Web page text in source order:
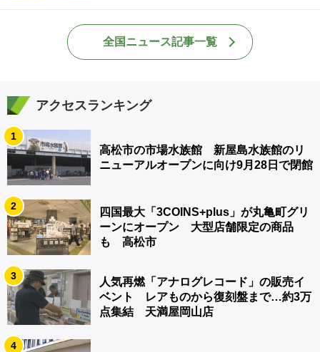
全国ニュース記事一覧
アクセスランキング
1
高松市の市場水族館 新屋島水族館のリ
ニューアルオープンに向け9月28日で閉館
2
四国最大「3COINS+plus」が丸亀町グリ
ーンにオープン 大型店舗限定の商品
も 高松市
3
人気再燃「アナログレコード」の販売イ
ベント レアものから復刻盤まで…約3万
点集結 天満屋岡山店
4